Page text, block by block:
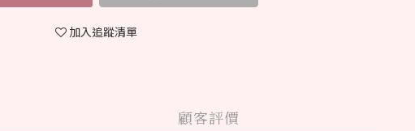
加入追蹤清單
顧客評價